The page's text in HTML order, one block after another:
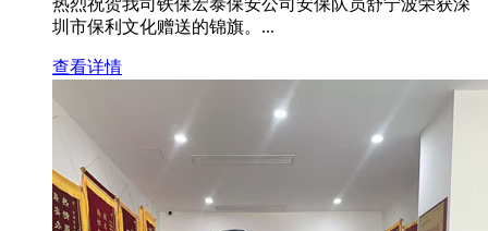
圳市保利文化赠送的锦旗。...
查看详情